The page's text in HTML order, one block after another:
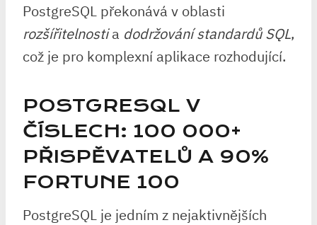
PostgreSQL překonává v oblasti
rozšířitelnostia dodržování standardů SQL,
což je pro komplexní aplikace rozhodující.
POSTGRESQL V
ČÍSLECH: 100 000+
PŘISPĚVATELŮ A 90%
FORTUNE 100
PostgreSQL je jedním z nejaktivnějších